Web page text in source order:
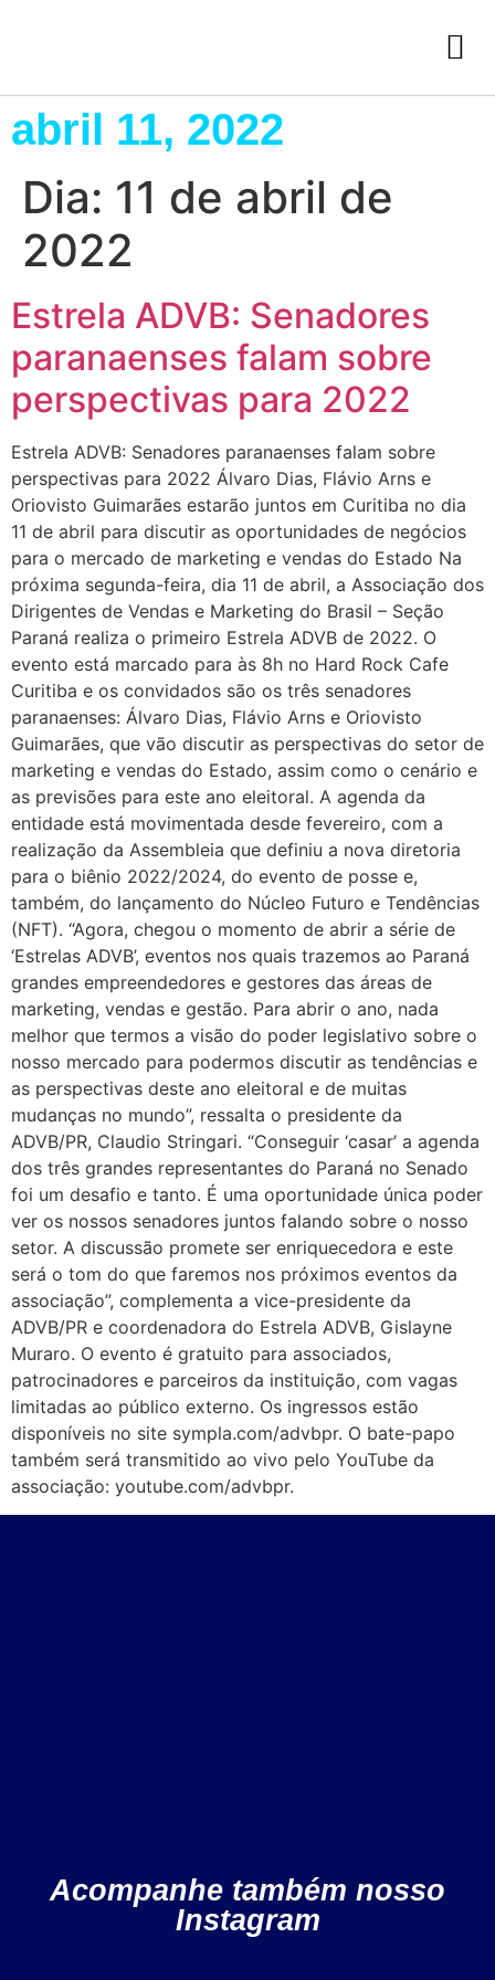
abril 11, 2022
Dia: 11 de abril de
2022
Estrela ADVB: Senadores
paranaenses falam sobre
perspectivas para 2022
Estrela ADVB: Senadores paranaenses falam sobre
perspectivas para 2022 Álvaro Dias, Flávio Arns e
Oriovisto Guimarães estarão juntos em Curitiba no dia
11 de abril para discutir as oportunidades de negócios
para o mercado de marketing e vendas do Estado Na
próxima segunda-feira, dia 11 de abril, a Associação dos
Dirigentes de Vendas e Marketing do Brasil – Seção
Paraná realiza o primeiro Estrela ADVB de 2022. O
evento está marcado para às 8h no Hard Rock Cafe
Curitiba e os convidados são os três senadores
paranaenses: Álvaro Dias, Flávio Arns e Oriovisto
Guimarães, que vão discutir as perspectivas do setor de
marketing e vendas do Estado, assim como o cenário e
as previsões para este ano eleitoral. A agenda da
entidade está movimentada desde fevereiro, com a
realização da Assembleia que definiu a nova diretoria
para o biênio 2022/2024, do evento de posse e,
também, do lançamento do Núcleo Futuro e Tendências
(NFT). “Agora, chegou o momento de abrir a série de
‘Estrelas ADVB’, eventos nos quais trazemos ao Paraná
grandes empreendedores e gestores das áreas de
marketing, vendas e gestão. Para abrir o ano, nada
melhor que termos a visão do poder legislativo sobre o
nosso mercado para podermos discutir as tendências e
as perspectivas deste ano eleitoral e de muitas
mudanças no mundo”, ressalta o presidente da
ADVB/PR, Claudio Stringari. “Conseguir ‘casar’ a agenda
dos três grandes representantes do Paraná no Senado
foi um desafio e tanto. É uma oportunidade única poder
ver os nossos senadores juntos falando sobre o nosso
setor. A discussão promete ser enriquecedora e este
será o tom do que faremos nos próximos eventos da
associação”, complementa a vice-presidente da
ADVB/PR e coordenadora do Estrela ADVB, Gislayne
Muraro. O evento é gratuito para associados,
patrocinadores e parceiros da instituição, com vagas
limitadas ao público externo. Os ingressos estão
disponíveis no site sympla.com/advbpr. O bate-papo
também será transmitido ao vivo pelo YouTube da
associação: youtube.com/advbpr.
Acompanhe também nosso
Instagram